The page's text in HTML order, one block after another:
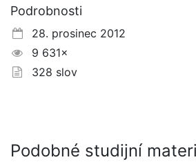
Podrobnosti
28. prosinec 2012
9 631×
328 slov
Podobné studijní